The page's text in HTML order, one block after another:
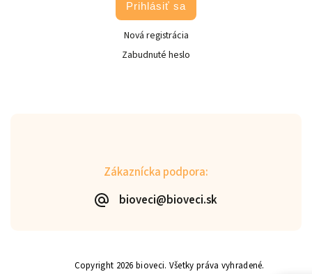
Zákaznícka podpora:
bioveci@bioveci.sk
Prihlásiť sa
Nová registrácia
Zabudnuté heslo
Copyright 2026bioveci. Všetky práva vyhradené.